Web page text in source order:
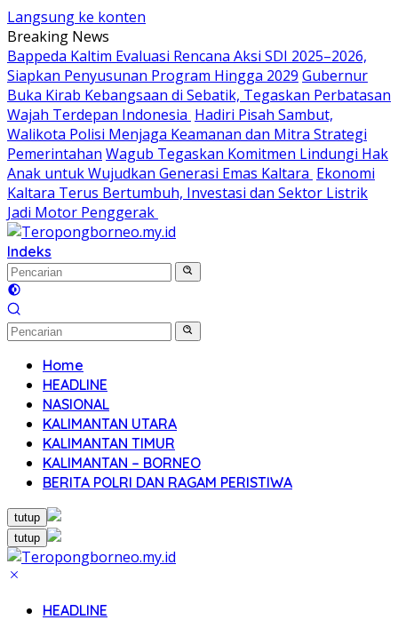
Langsung ke konten
Breaking News
Bappeda Kaltim Evaluasi Rencana Aksi SDI 2025–2026,
Siapkan Penyusunan Program Hingga 2029 Gubernur
Buka Kirab Kebangsaan di Sebatik, Tegaskan Perbatasan
Wajah Terdepan Indonesia Hadiri Pisah Sambut,
Walikota Polisi Menjaga Keamanan dan Mitra Strategi
Pemerintahan Wagub Tegaskan Komitmen Lindungi Hak
Anak untuk Wujudkan Generasi Emas Kaltara Ekonomi
Kaltara Terus Bertumbuh, Investasi dan Sektor Listrik
Jadi Motor Penggerak
Indeks
Home
HEADLINE
NASIONAL
KALIMANTAN UTARA
KALIMANTAN TIMUR
KALIMANTAN – BORNEO
BERITA POLRI DAN RAGAM PERISTIWA
tutup
tutup
HEADLINE